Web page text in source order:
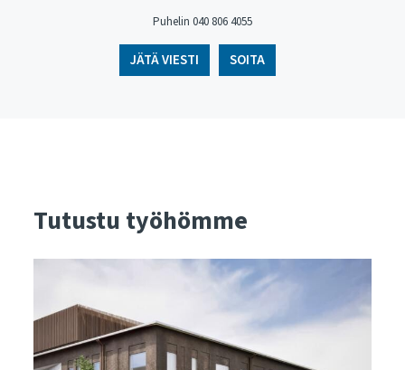
Puhelin ​​​​​​​040 806 4055
JÄTÄ VIESTI SOITA
Tutustu työhömme